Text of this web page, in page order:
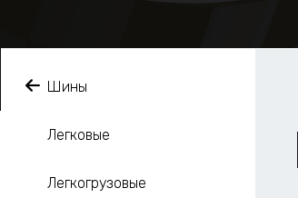
Шины
Легковые
Легкогрузовые